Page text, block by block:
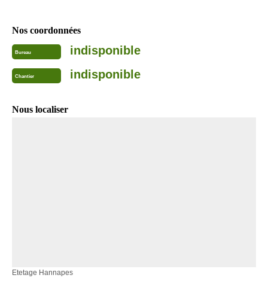
Nos coordonnées
Bureau indisponible
Chantier indisponible
Nous localiser
Etetage Hannapes